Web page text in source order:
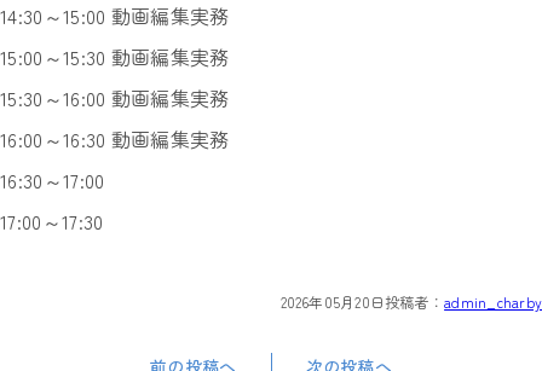
14:30～15:00 動画編集実務
15:00～15:30 動画編集実務
15:30～16:00 動画編集実務
16:00～16:30 動画編集実務
16:30～17:00
17:00～17:30
2026年05月20日投稿者：admin_charby
前の投稿へ 次の投稿へ